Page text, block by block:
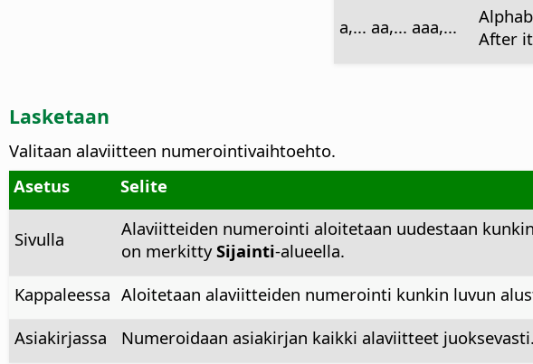
a,... aa,... aaa,...
After
Lasketaan
Valitaan alaviitteen numerointivaihtoehto.
Asetus
Selite
Sivulla Alaviitteiden numerointi aloitetaan uudestaan
on merkittySijainti-alueella.
Kappaleessa Aloitetaan alaviitteiden numerointi kunkin luvun
Asiakirjassa
Numeroidaan asiakirjan kaikki alaviitteet juoksevasti.